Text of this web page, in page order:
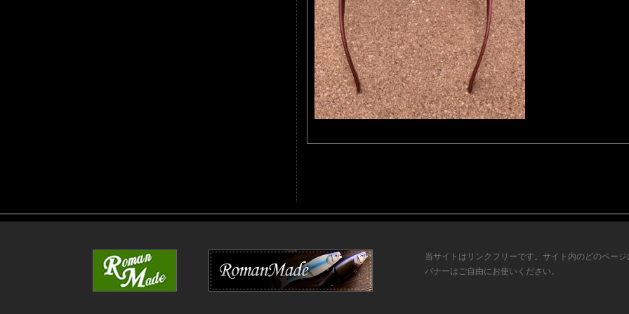
当サイトはリンクフリーです。サイト内のどのペー
バナーはご自由にお使いください。